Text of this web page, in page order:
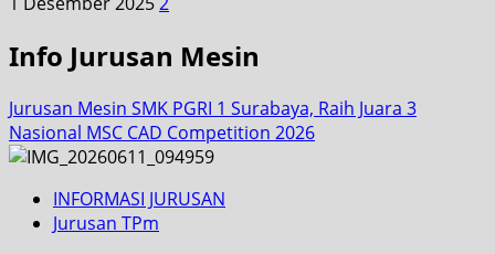
Info Jurusan Mesin
Jurusan Mesin SMK PGRI 1 Surabaya, Raih Juara 3
Nasional MSC CAD Competition 2026
INFORMASI JURUSAN
Jurusan TPm